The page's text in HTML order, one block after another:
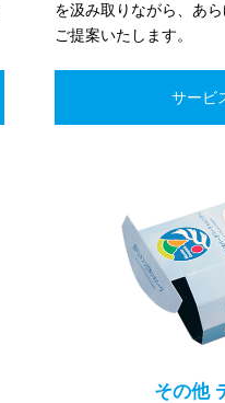
を汲み取りながら、あ
ご提案いたします。
その他